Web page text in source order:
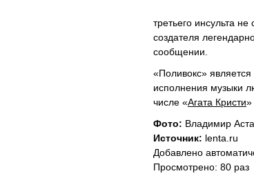
третьего инсульта
создателя
сообщении.
«Поливокс»
исполнения музыки
числе «Агата Кристи»
Фото: Владимир
Источник: lenta.ru
Добавлено
Просмотрено: 80 раз